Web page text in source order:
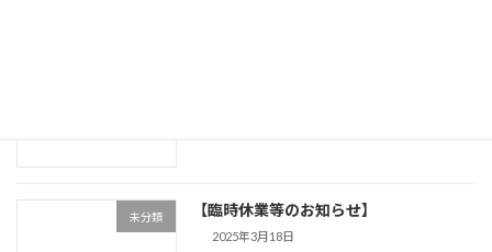
未分類 【臨時休業等のお知らせ】
2025年3月18日